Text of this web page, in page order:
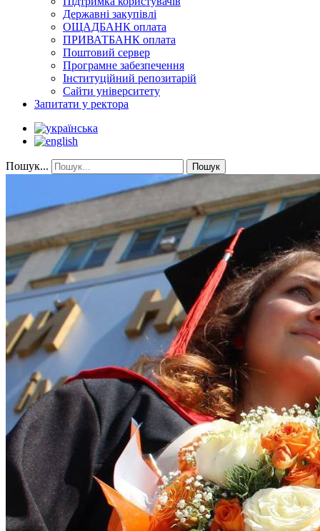
Державні закупівлі
ОЩАДБАНК оплата
ПРИВАТБАНК оплата
Поштовий сервер
Програмне забезпечення
Інституційний репозитарій
Сайти університету
Запитати у ректора
Пошук... Пошук